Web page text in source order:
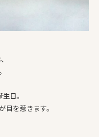
日。
目を惹きます。